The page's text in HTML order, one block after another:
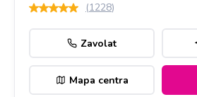
(1228)
Zavolat
Mapa centra